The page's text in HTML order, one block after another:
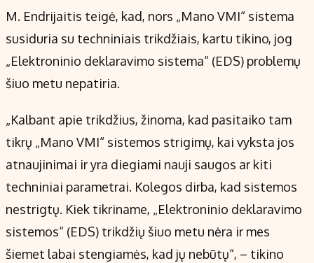
M. Endrijaitis teigė, kad, nors „Mano VMI“ sistema
susiduria su techniniais trikdžiais, kartu tikino, jog
„Elektroninio deklaravimo sistema“ (EDS) problemų
šiuo metu nepatiria.
„Kalbant apie trikdžius, žinoma, kad pasitaiko tam
tikrų „Mano VMI“ sistemos strigimų, kai vyksta jos
atnaujinimai ir yra diegiami nauji saugos ar kiti
techniniai parametrai. Kolegos dirba, kad sistemos
nestrigtų. Kiek tikriname, „Elektroninio deklaravimo
sistemos“ (EDS) trikdžių šiuo metu nėra ir mes
šiemet labai stengiamės, kad jų nebūtų“, – tikino